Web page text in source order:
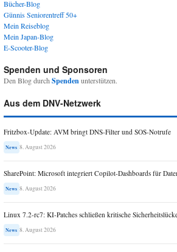
Bücher-Blog
Günnis Seniorentreff 50+
Mein Reiseblog
Mein Japan-Blog
E-Scooter-Blog
Spenden und Sponsoren
Den Blog durchSpendenunterstützen.
Aus dem DNV-Netzwerk
Fritzbox-Update: AVM bringt DNS-Filter und SOS-Notrufe
News 8. August 2026
SharePoint: Microsoft integriert Copilot-Dashboards für
News 8. August 2026
Linux 7.2-rc7: KI-Patches schließen kritische
News 8. August 2026